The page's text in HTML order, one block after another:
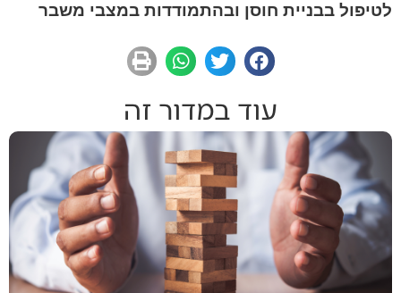
לטיפול בבניית חוסן ובהתמודדות במצבי משבר
עוד במדור זה